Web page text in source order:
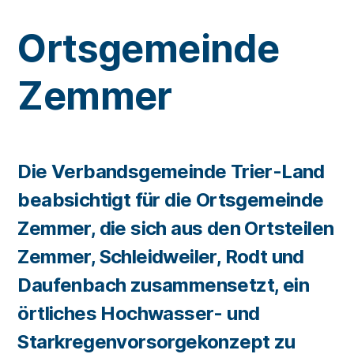
Ortsgemeinde
Zemmer
Die Verbandsgemeinde Trier-Land
beabsichtigt für die Ortsgemeinde
Zemmer, die sich aus den Ortsteilen
Zemmer, Schleidweiler, Rodt und
Daufenbach zusammensetzt, ein
örtliches Hochwasser- und
Starkregenvorsorgekonzept zu